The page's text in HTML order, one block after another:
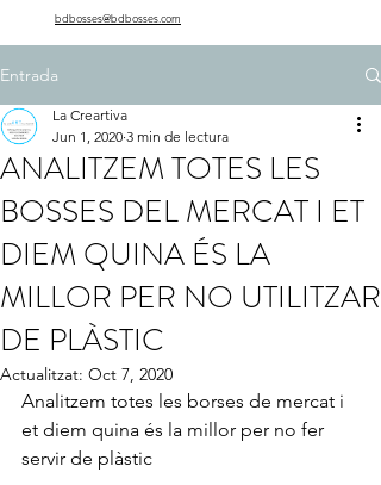
bdbosses@bdbosses.com
Entrada
ANALITZEM TOTES LES
BOSSES DEL MERCAT I ET
DIEM QUINA ÉS LA
MILLOR PER NO UTILITZAR
DE PLÀSTIC
La Creartiva
Jun 1, 2020 3 min de lectura
Actualitzat: Oct 7, 2020
Analitzem totes les borses de mercat i
et diem quina és la millor per no fer
servir de plàstic